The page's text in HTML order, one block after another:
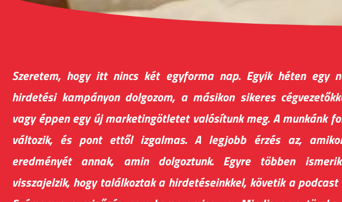
Szeretem, hogy itt nincs két egyforma nap. Egyik héten egy
hirdetési kampányon dolgozom, a másikon sikeres
vagy éppen egy új marketingötletet valósítunk meg. A munkánk
változik, és pont ettől izgalmas. A legjobb érzés az,
eredményét annak, amin dolgoztunk. Egyre többen
visszajelzik, hogy találkoztak a hirdetéseinkkel, követik a